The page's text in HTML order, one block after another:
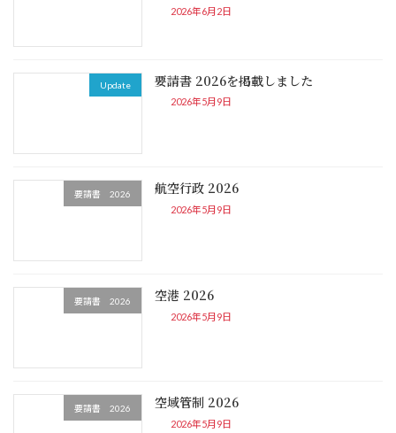
2026年6月2日
Update 要請書 2026を掲載しました
2026年5月9日
要請書 2026 航空行政 2026
2026年5月9日
要請書 2026 空港 2026
2026年5月9日
要請書 2026 空域管制 2026
2026年5月9日